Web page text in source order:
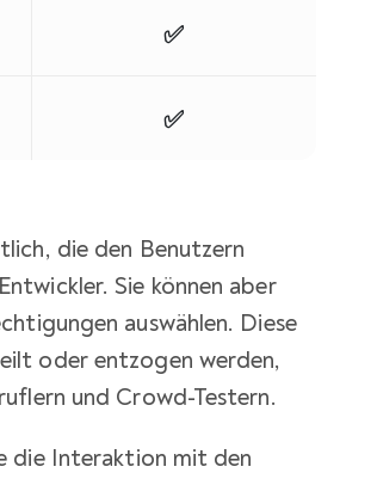
✅
✅
die den Benutzern
Sie können aber
auswählen. Diese
oder entzogen werden,
und Crowd-Testern.
die Interaktion mit den